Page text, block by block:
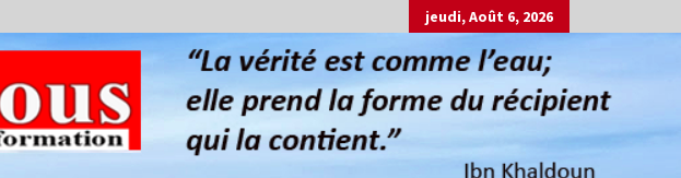
jeudi, Août 6, 2026